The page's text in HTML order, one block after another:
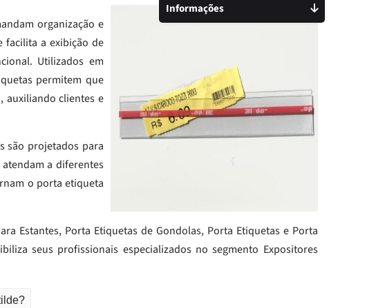
organização e
facilita a exibição de
Utilizados em
permitem que
auxiliando clientes e
são projetados para
a diferentes
o porta etiqueta
Estantes, Porta Etiquetas de Gondolas, Porta Etiquetas e Porta
seus profissionais especializados no segmento Expositores
Informações